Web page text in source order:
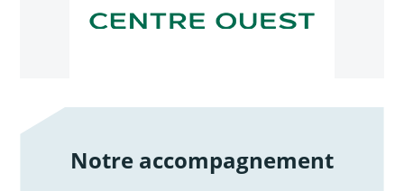
Notre accompagnement